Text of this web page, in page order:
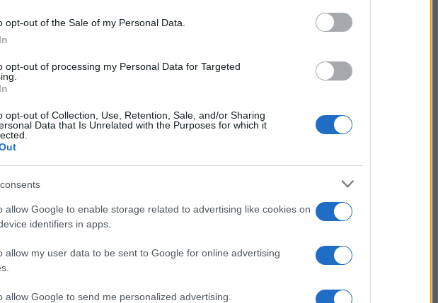
opt-out of the Sale of my Personal Data.
opt-out of processing my Personal Data for Targeted
opt-out of Collection, Use, Retention, Sale, and/or Sharing
Data that Is Unrelated with the Purposes for which it
allow Google to enable storage related to advertising like cookies on
identifiers in apps.
allow my user data to be sent to Google for online advertising
allow Google to send me personalized advertising.
2., Špela Trost 6. in Stela Pušnik 14. mesto. Ekipno so
osvojile ekipno 1. mesto, posamično pa Nika Zagernik 2.
5., Maša Mlinar 6. in Ana Burja 11. mesto.
Preizkusi zdaj
2. in Cataleya Kragelnik 5. mesto.
2. in Špela Trost 3.